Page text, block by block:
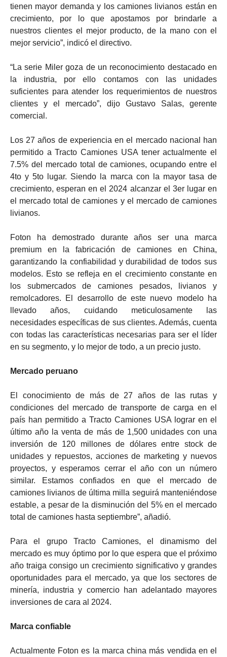
tienen mayor demanda y los camiones livianos están en
crecimiento, por lo que apostamos por brindarle a
nuestros clientes el mejor producto, de la mano con el
mejor servicio”, indicó el directivo.
“La serie Miler goza de un reconocimiento destacado en
la industria, por ello contamos con las unidades
suficientes para atender los requerimientos de nuestros
clientes y el mercado”, dijo Gustavo Salas, gerente
comercial.
Los 27 años de experiencia en el mercado nacional han
permitido a Tracto Camiones USA tener actualmente el
7.5% del mercado total de camiones, ocupando entre el
4to y 5to lugar. Siendo la marca con la mayor tasa de
crecimiento, esperan en el 2024 alcanzar el 3er lugar en
el mercado total de camiones y el mercado de camiones
livianos.
Foton ha demostrado durante años ser una marca
premium en la fabricación de camiones en China,
garantizando la confiabilidad y durabilidad de todos sus
modelos. Esto se refleja en el crecimiento constante en
los submercados de camiones pesados, livianos y
remolcadores. El desarrollo de este nuevo modelo ha
llevado años, cuidando meticulosamente las
necesidades específicas de sus clientes. Además, cuenta
con todas las características necesarias para ser el líder
en su segmento, y lo mejor de todo, a un precio justo.
Mercado peruano
El conocimiento de más de 27 años de las rutas y
condiciones del mercado de transporte de carga en el
país han permitido a Tracto Camiones USA lograr en el
último año la venta de más de 1,500 unidades con una
inversión de 120 millones de dólares entre stock de
unidades y repuestos, acciones de marketing y nuevos
proyectos, y esperamos cerrar el año con un número
similar. Estamos confiados en que el mercado de
camiones livianos de última milla seguirá manteniéndose
estable, a pesar de la disminución del 5% en el mercado
total de camiones hasta septiembre”, añadió.
Para el grupo Tracto Camiones, el dinamismo del
mercado es muy óptimo por lo que espera que el próximo
año traiga consigo un crecimiento significativo y grandes
oportunidades para el mercado, ya que los sectores de
minería, industria y comercio han adelantado mayores
inversiones de cara al 2024.
Marca confiable
Actualmente Foton es la marca china más vendida en el